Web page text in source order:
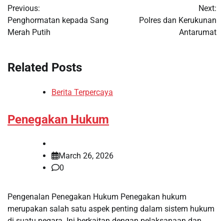
navigation
Previous:
Penghormatan kepada Sang
Merah Putih
Next:
Polres dan Kerukunan
Antarumat
Related Posts
Berita Terpercaya
Penegakan Hukum
March 26, 2026
0
Pengenalan Penegakan Hukum Penegakan hukum
merupakan salah satu aspek penting dalam sistem hukum